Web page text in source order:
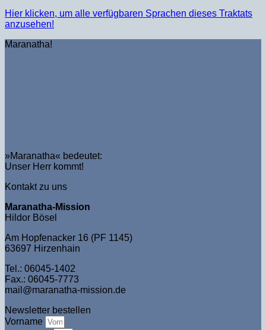
Hier klicken, um alle verfügbaren Sprachen dieses Traktats
anzusehen!
Maranatha!
»Maranatha« bedeutet:
Unser Herr kommt!
Kontakt zu uns
Maranatha-Mission
Hildor Bösel
Am Hopfenacker 16 (PF 1145)
63697 Hirzenhain
Tel.: 06045-1402
Fax.: 06045-7773
mail@maranatha-mission.de
Newsletter bestellen
Vorname